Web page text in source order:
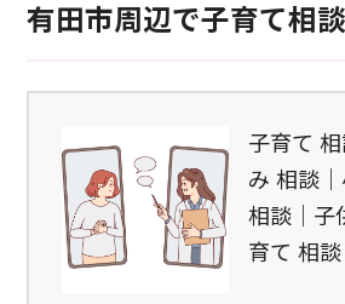
有田市周辺で子育て相
子育て
み 相談
相談｜子
育て 相談